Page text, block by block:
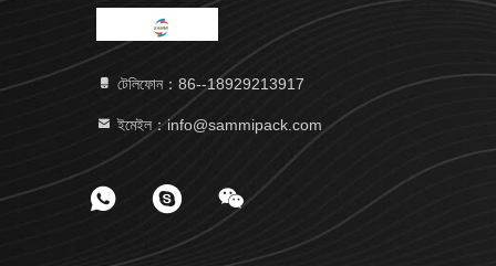
টেলিফোন：86--18929213917
ইমেইল：info@sammipack.com